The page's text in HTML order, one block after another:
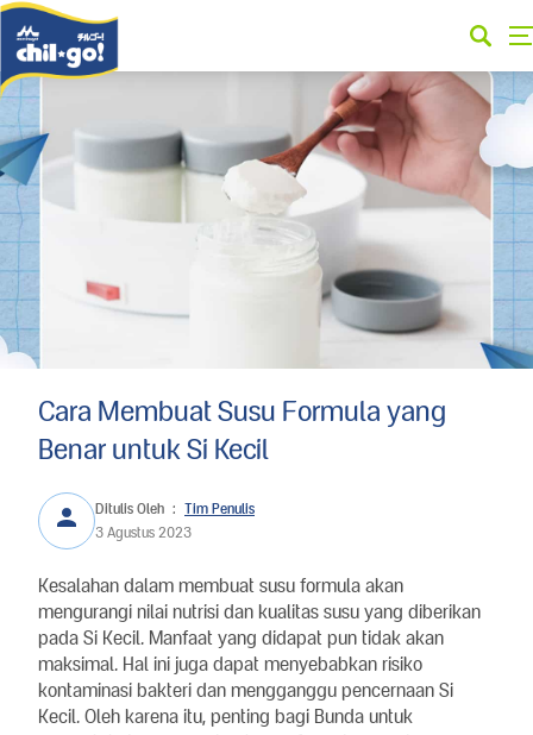
Cara Membuat Susu Formula yang
Benar untuk Si Kecil
Ditulis Oleh : Tim Penulis
3 Agustus 2023
Kesalahan dalam membuat susu formula akan
mengurangi nilai nutrisi dan kualitas susu yang diberikan
pada Si Kecil. Manfaat yang didapat pun tidak akan
maksimal. Hal ini juga dapat menyebabkan risiko
kontaminasi bakteri dan mengganggu pencernaan Si
Kecil. Oleh karena itu, penting bagi Bunda untuk